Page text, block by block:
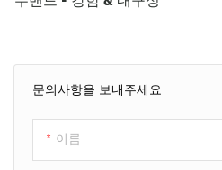
문의사항을 보내주세요
이름